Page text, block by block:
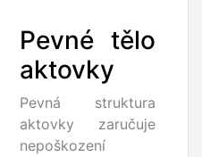
Pevné tělo
aktovky
Pevná struktura
aktovky zaručuje
nepoškození